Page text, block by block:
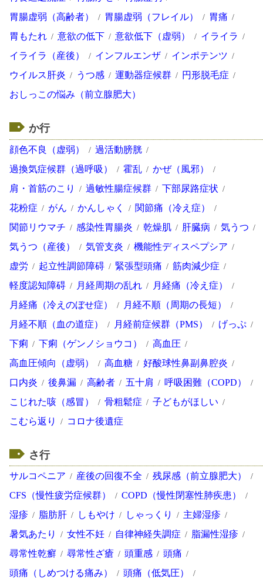
胃腸虚弱（高齢者）
胃腸虚弱（フレイル）
胃痛
胃もたれ
意欲の低下 意欲低下（虚弱）
イライラ
イライラ（産後）
インフルエンザ
インポテンツ
ウイルス肝炎
うつ感 運動器症候群
円形脱毛症
おしっこの悩み（前立腺肥大）
か行
顔色不良（虚弱）
過活動膀胱
過換気症候群（過呼吸）
霍乱
かぜ（風邪）
肩・首筋のこり
過敏性腸症候群
下部尿路症状
花粉症
がん かんしゃく
関節痛（冷え症）
関節リウマチ
感染性胃腸炎 乾燥肌 肝臓病
気うつ
気うつ（産後）
気管支炎
機能性ディスペプシア
虚労
起立性調節障碍 緊張型頭痛
筋肉減少症
軽度認知障碍
月経周期の乱れ
月経痛（冷え症）
月経痛（冷えのぼせ症）
月経不順（周期の長短）
月経不順（血の道症）
月経前症候群（PMS）
げっぷ
下痢
下痢（ゲンノショウコ）
高血圧
高血圧傾向（虚弱）
高血糖
好酸球性鼻副鼻腔炎
口内炎
後鼻漏 高齢者 五十肩
呼吸困難（COPD）
こじれた咳（感冒）
骨粗鬆症
子どもがほしい
こむら返り
コロナ後遺症
さ行
サルコペニア 産後の回復不全
残尿感（前立腺肥大）
CFS（慢性疲労症候群）
COPD（慢性閉塞性肺疾患）
湿疹
脂肪肝 しもやけ しゃっくり
主婦湿疹
暑気あたり
女性不妊 自律神経失調症
脂漏性湿疹
尋常性乾癬
尋常性ざ瘡 頭重感
頭痛
頭痛（しめつける痛み）
頭痛（低気圧）